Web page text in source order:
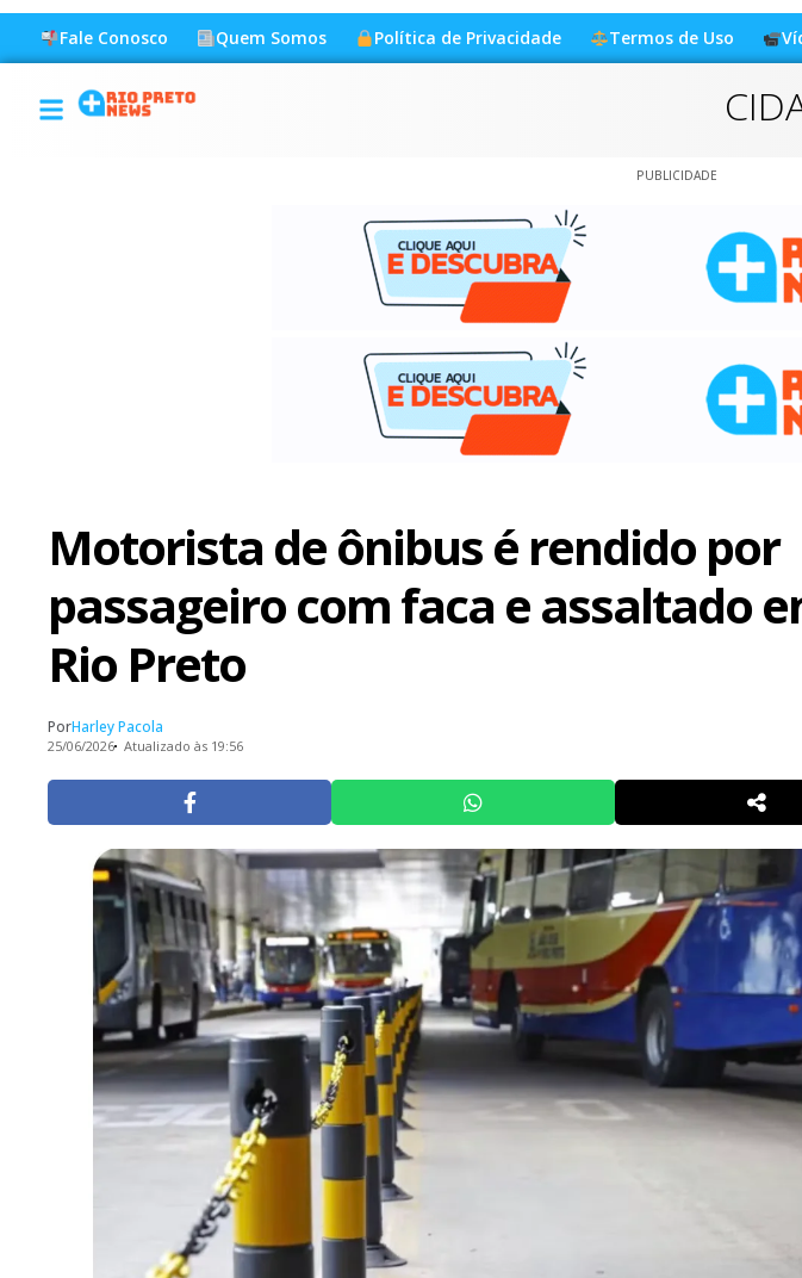
Fale Conosco Quem Somos Política de Privacidade Termos de Uso
PUBLICIDADE
Motorista de ônibus é rendido por
passageiro com faca e assaltado
Rio Preto
PorHarley Pacola
25/06/2026 Atualizado às 19:56